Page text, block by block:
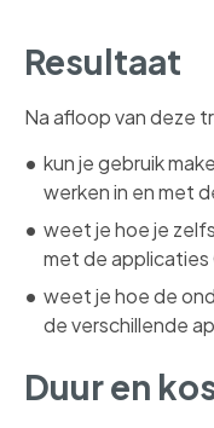
Resultaat
Na afloop van deze
kun je gebruik
werken in en met
weet je hoe je
met de applicaties
weet je hoe de
de verschillende
Duur en